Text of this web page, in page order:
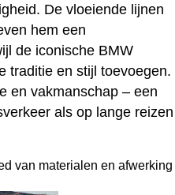
De vloeiende lijnen
hem een
de iconische BMW
traditie en stijl toevoegen.
en vakmanschap – een
als op lange reizen
van materialen en afwerking